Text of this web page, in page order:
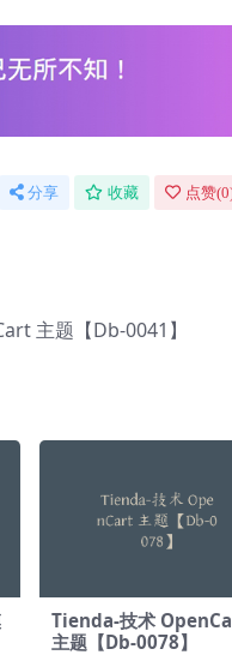
分享 收藏 点赞(0
主题【Db-0041】
Tienda-技术
主题【Db-0078】